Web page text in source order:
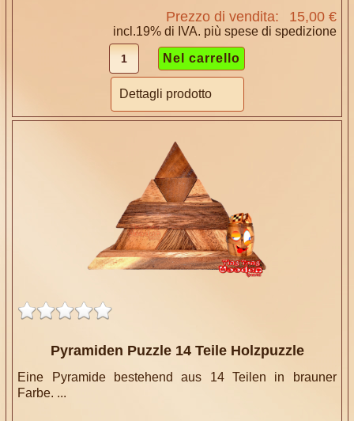
Prezzo di vendita: 15,00 €
incl.19% di IVA. più spese di spedizione
Dettagli prodotto
Pyramiden Puzzle 14 Teile Holzpuzzle
Eine Pyramide bestehend aus 14 Teilen in brauner
Farbe. ...